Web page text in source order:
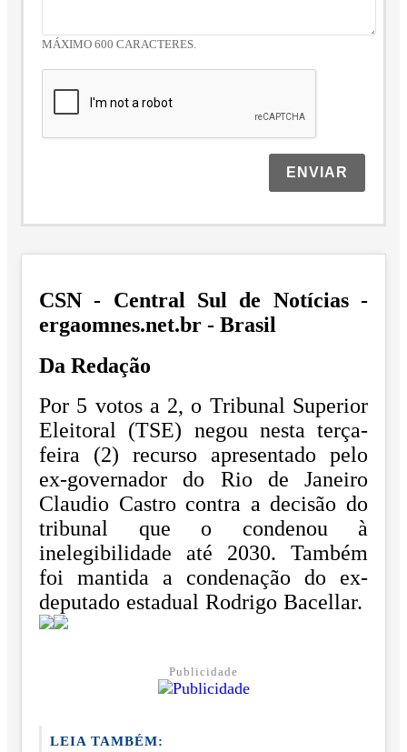
MÁXIMO 600 CARACTERES.
ENVIAR
CSN - Central Sul de Notícias -
ergaomnes.net.br - Brasil
Da Redação
Por 5 votos a 2, o Tribunal Superior
Eleitoral (TSE) negou nesta terça-
feira (2) recurso apresentado pelo
ex-governador do Rio de Janeiro
Claudio Castro contra a decisão do
tribunal que o condenou à
inelegibilidade até 2030. Também
foi mantida a condenação do ex-
deputado estadual Rodrigo Bacellar.
Publicidade
LEIA TAMBÉM: